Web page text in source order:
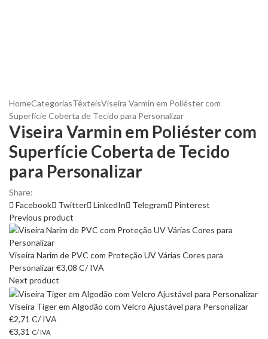
HomeCategoriasTêxteisViseira Varmin em Poliéster com
Superfície Coberta de Tecido para Personalizar
Viseira Varmin em Poliéster com
Superfície Coberta de Tecido
para Personalizar
Share:
Facebook
Twitter LinkedIn Telegram
Pinterest
Previous product
Viseira Narim de PVC com Proteção UV Várias Cores para
Personalizar€3,08 C/ IVA
Next product
Viseira Tiger em Algodão com Velcro Ajustável para Personalizar
€2,71 C/ IVA
€3,31 C/ IVA